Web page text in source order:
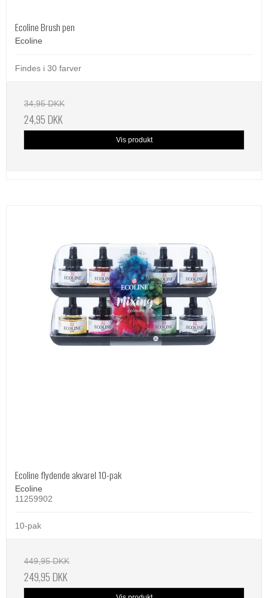
Ecoline Brush pen
Ecoline
Findes i 30 farver
34,95 DKK
24,95 DKK
Vis produkt
Ecoline flydende akvarel 10-pak
Ecoline
11259902
10-pak
449,95 DKK
249,95 DKK